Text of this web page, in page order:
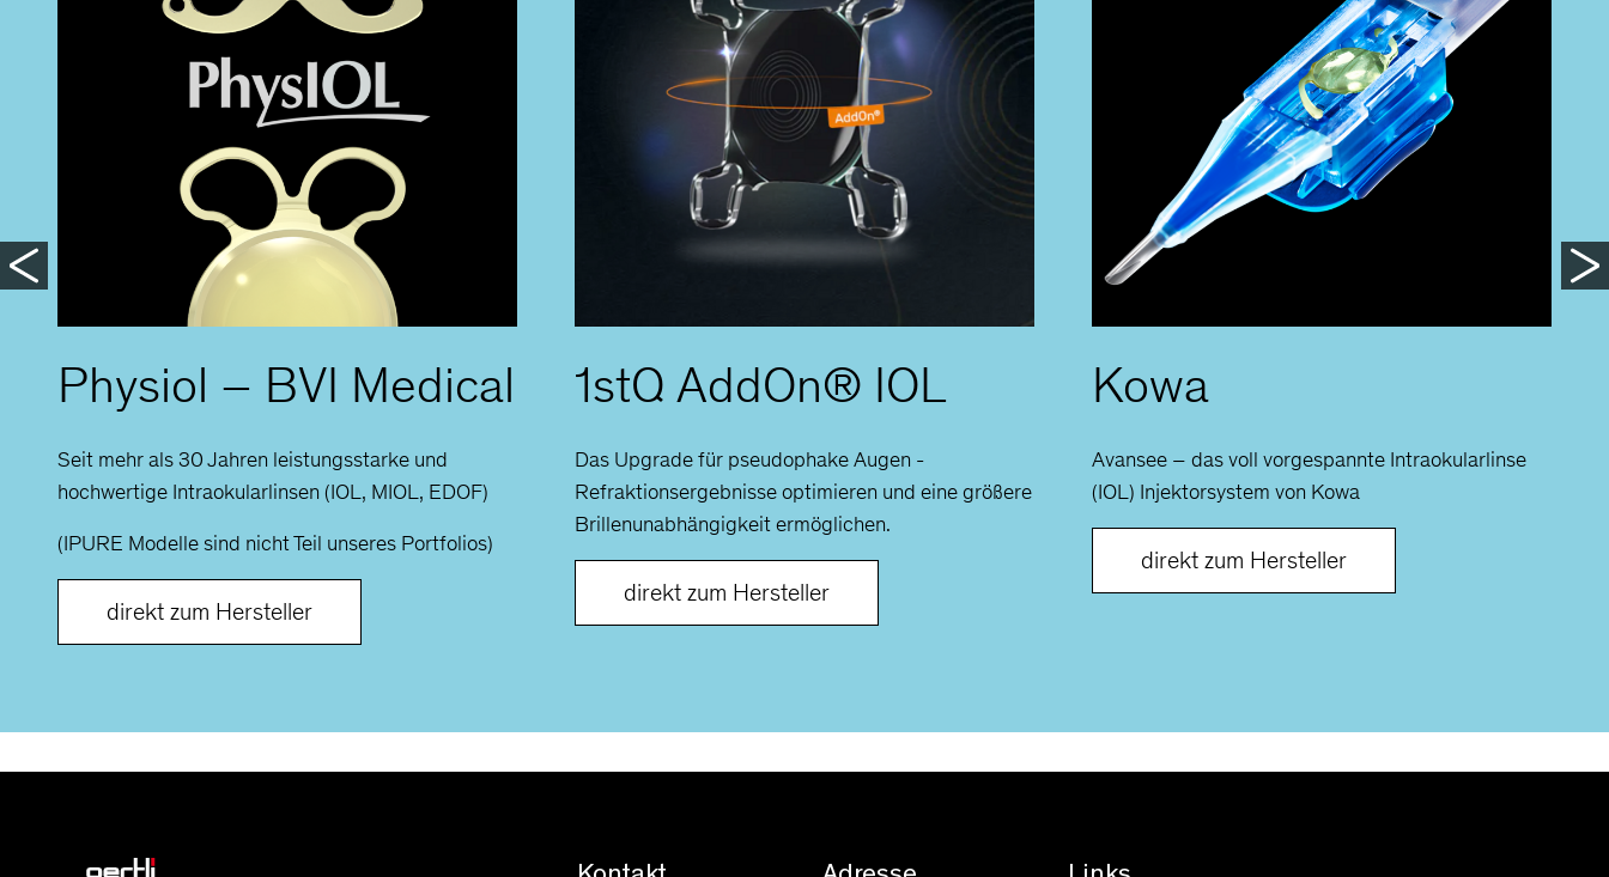
Physiol – BVI Medical
Seit mehr als 30 Jahren leistungsstarke und
hochwertige Intraokularlinsen (IOL, MIOL, EDOF)
(IPURE Modelle sind nicht Teil unseres Portfolios)
direkt zum Hersteller
1stQ AddOn® IOL
Das Upgrade für pseudophake Augen -
Refraktionsergebnisse optimieren und eine größere
Brillenunabhängigkeit ermöglichen.
direkt zum Hersteller
Kowa
Avansee – das voll vorgespannte Intraokularlinse
(IOL) Injektorsystem von Kowa
direkt zum Hersteller